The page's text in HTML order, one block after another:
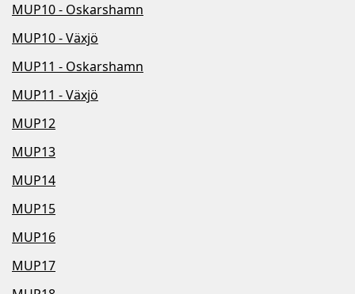
MUP10 - Oskarshamn
MUP10 - Växjö
MUP11 - Oskarshamn
MUP11 - Växjö
MUP12
MUP13
MUP14
MUP15
MUP16
MUP17